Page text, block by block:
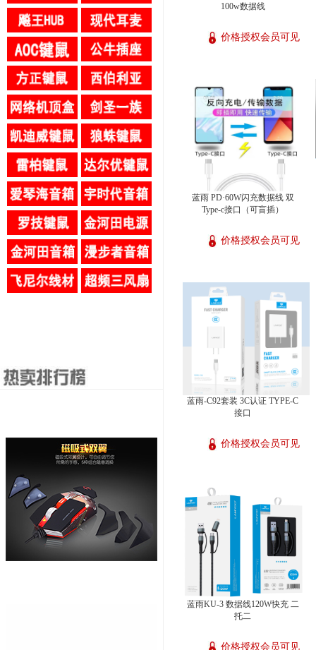
100w数据线
价格授权会员可见
蓝雨 PD·60W闪充数据线 双
Type-c接口（可盲插）
价格授权会员可见
蓝雨-C92套装 3C认证 TYPE-C
接口
价格授权会员可见
蓝雨KU-3 数据线120W快充 二
托二
价格授权会员可见